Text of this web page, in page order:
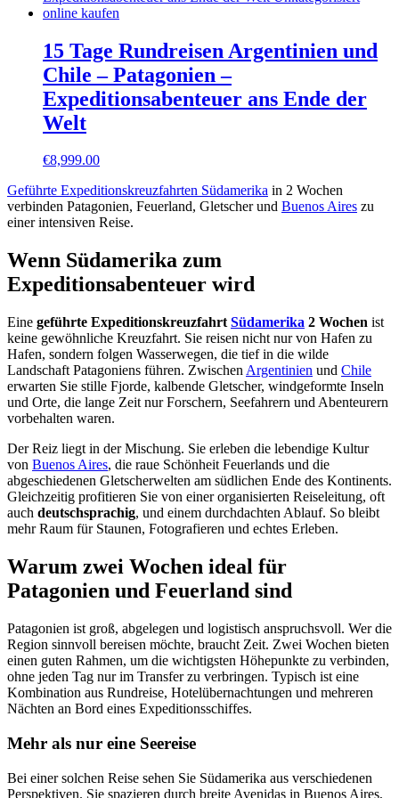
15 Tage Rundreisen Argentinien und
Chile – Patagonien –
Expeditionsabenteuer ans Ende der
Welt
€8,999.00
Geführte Expeditionskreuzfahrten Südamerika in 2 Wochen
verbinden Patagonien, Feuerland, Gletscher und Buenos Aires zu
einer intensiven Reise.
Wenn Südamerika zum
Expeditionsabenteuer wird
Eine geführte Expeditionskreuzfahrt Südamerika 2 Wochen ist
keine gewöhnliche Kreuzfahrt. Sie reisen nicht nur von Hafen zu
Hafen, sondern folgen Wasserwegen, die tief in die wilde
Landschaft Patagoniens führen. Zwischen Argentinien und Chile
erwarten Sie stille Fjorde, kalbende Gletscher, windgeformte Inseln
und Orte, die lange Zeit nur Forschern, Seefahrern und Abenteurern
vorbehalten waren.
Der Reiz liegt in der Mischung. Sie erleben die lebendige Kultur
von Buenos Aires, die raue Schönheit Feuerlands und die
abgeschiedenen Gletscherwelten am südlichen Ende des Kontinents.
Gleichzeitig profitieren Sie von einer organisierten Reiseleitung, oft
auch deutschsprachig, und einem durchdachten Ablauf. So bleibt
mehr Raum für Staunen, Fotografieren und echtes Erleben.
Warum zwei Wochen ideal für
Patagonien und Feuerland sind
Patagonien ist groß, abgelegen und logistisch anspruchsvoll. Wer die
Region sinnvoll bereisen möchte, braucht Zeit. Zwei Wochen bieten
einen guten Rahmen, um die wichtigsten Höhepunkte zu verbinden,
ohne jeden Tag nur im Transfer zu verbringen. Typisch ist eine
Kombination aus Rundreise, Hotelübernachtungen und mehreren
Nächten an Bord eines Expeditionsschiffes.
Mehr als nur eine Seereise
Bei einer solchen Reise sehen Sie Südamerika aus verschiedenen
Perspektiven. Sie spazieren durch breite Avenidas in Buenos Aires,